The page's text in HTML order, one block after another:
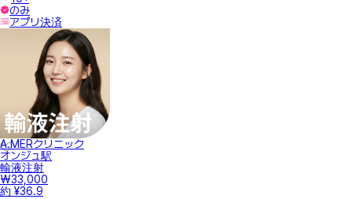
のみ
アプリ決済
A.MERクリニック
オンジュ駅
輸液注射
₩33,000
約 ¥36.9